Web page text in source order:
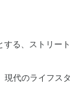
する、ストリート
現代のライフスタ